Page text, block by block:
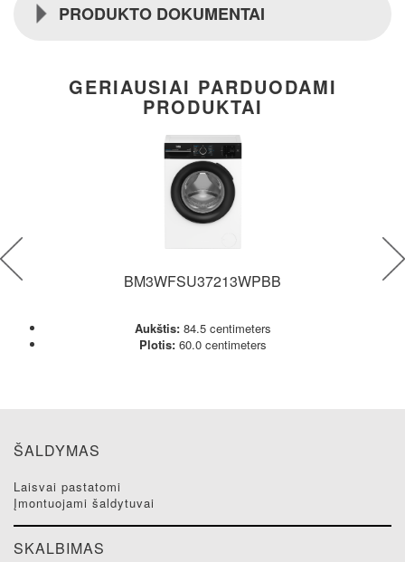
PRODUKTO DOKUMENTAI
GERIAUSIAI PARDUODAMI
PRODUKTAI
BM3WFSU37213WPBB
Aukštis:84.5 centimeters
Plotis:60.0 centimeters
ŠALDYMAS
laisvai pastatomi
įmontuojami šaldytuvai
SKALBIMAS